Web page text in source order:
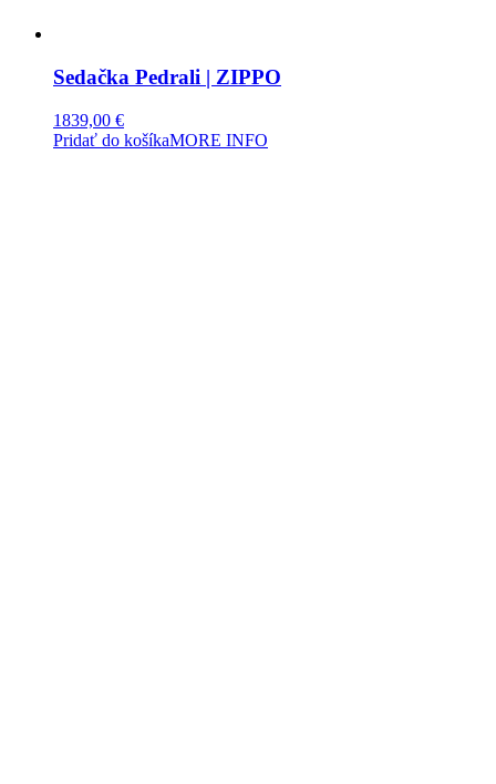
Sedačka Pedrali | ZIPPO
1839,00 €
Pridať do košíkaMORE INFO